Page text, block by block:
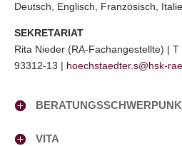
Deutsch, Englisch, Französisch,
SEKRETARIAT
Rita Nieder (RA-Fachangestellte) | T
93312-13 | hoechstaedter.s@hsk-
VITA